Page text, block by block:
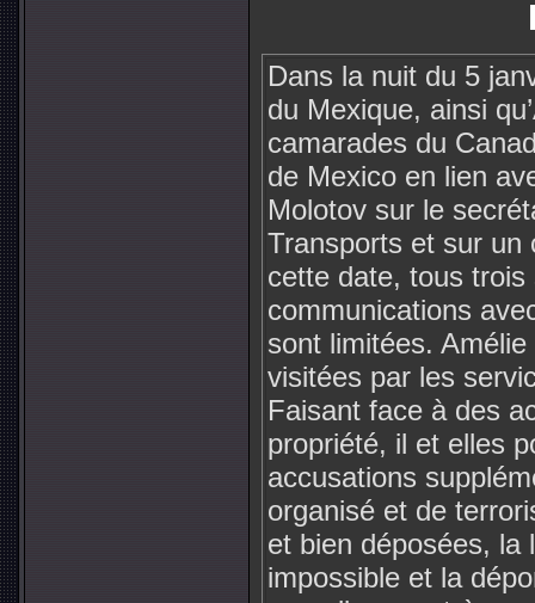
Dans la nuit du 5
du Mexique, ainsi
camarades du
de Mexico en lien
Molotov sur le
Transports et sur un
cette date, tous
communications
sont limitées.
visitées par les
Faisant face à des
propriété, il et elles
accusations
organisé et de
et bien déposées, la
impossible et la